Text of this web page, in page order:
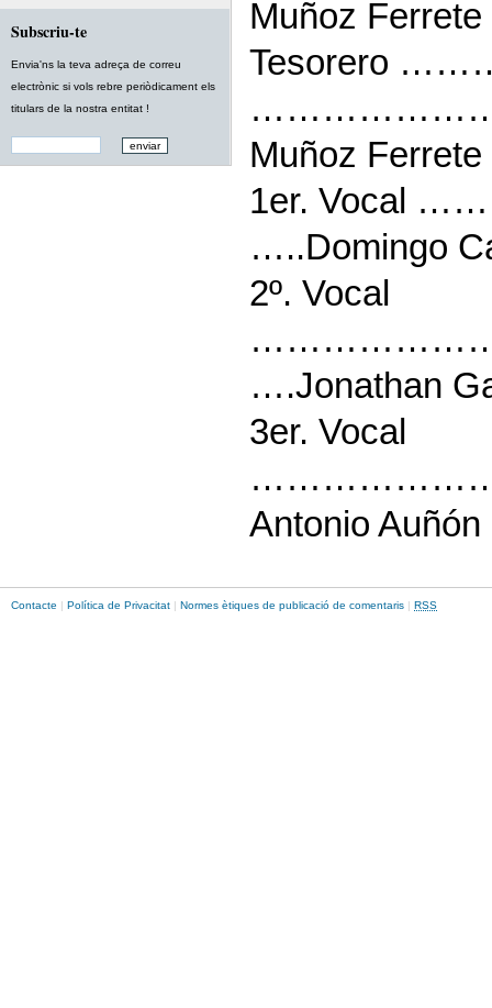
Subscriu-te
Envia'ns la teva adreça de correu
electrònic si vols rebre periòdicament els
titulars de la nostra entitat !
Muñoz
Tesorero
Muñoz
1er.
…..Domingo
2º. Vocal
….Jonathan
3er. Vocal
Antonio
Contacte | Política de Privacitat | Normes ètiques de publicació de comentaris | RSS